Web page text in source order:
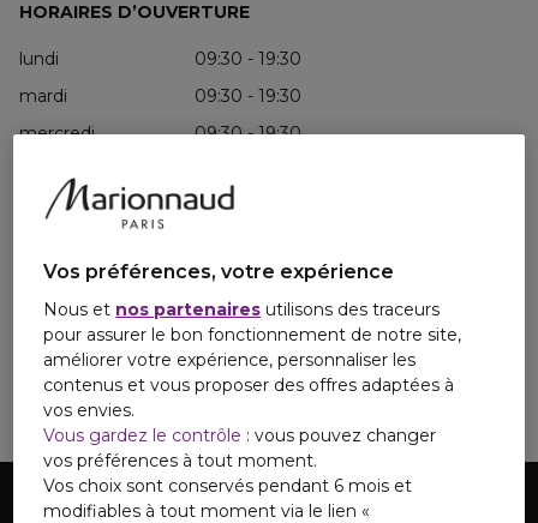
HORAIRES D’OUVERTURE
lundi
09:30 - 19:30
mardi
09:30 - 19:30
mercredi
09:30 - 19:30
vendredi
09:30 - 19:30
dimanche
fermé
Infos complémentaires
Registre d'accessibilité
Vos préférences, votre expérience
Nous et nos partenaires utilisons des traceurs
pour assurer le bon fonctionnement de notre site,
améliorer votre expérience, personnaliser les
contenus et vous proposer des offres adaptées à
vos envies.
Vous gardez le contrôle : vous pouvez changer
vos préférences à tout moment.
Vos choix sont conservés pendant 6 mois et
modifiables à tout moment via le lien «